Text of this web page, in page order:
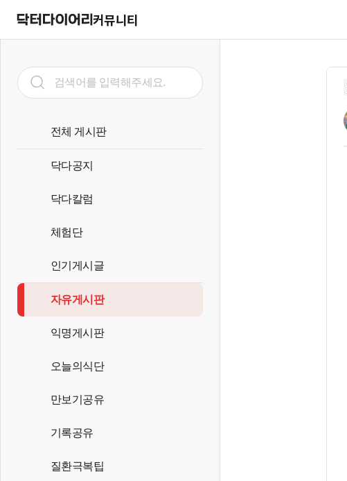
커뮤니티
전체 게시판
닥다공지
닥다칼럼
체험단
인기게시글
자유게시판
익명게시판
오늘의식단
만보기공유
기록공유
질환극복팁